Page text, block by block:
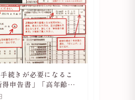
続きが必要になるこ
得申告書」「高年齢雇
付金受給資格確認」